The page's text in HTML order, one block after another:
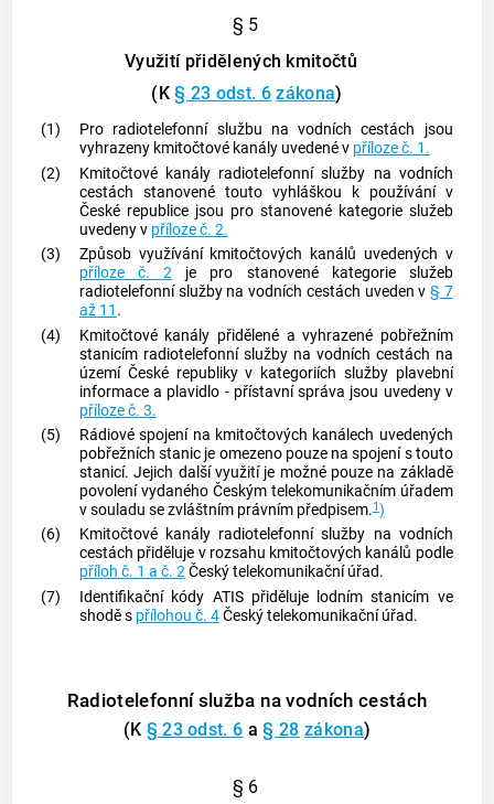
§ 5
Využití přidělených kmitočtů
(K§ 23 odst. 6 zákona)
(1)
Pro radiotelefonní službu na vodních cestách jsou
vyhrazeny kmitočtové kanály uvedené v příloze č. 1.
(2)
Kmitočtové kanály radiotelefonní služby na vodních
cestách stanovené touto vyhláškou k používání v
České republice jsou pro stanovené kategorie služeb
uvedeny v příloze č. 2.
(3)
Způsob využívání kmitočtových kanálů uvedených v
příloze č. 2 je pro stanovené kategorie služeb
radiotelefonní služby na vodních cestách uveden v§ 7
až 11 .
(4)
Kmitočtové kanály přidělené a vyhrazené pobřežním
stanicímradiotelefonní služby na vodních cestách na
území České republiky v kategoriích služby plavební
informace a plavidlo - přístavní správa jsou uvedeny v
příloze č. 3.
(5)
Rádiové spojení na kmitočtových kanálech uvedených
pobřežních stanic je omezeno pouze na spojení s touto
stanicí. Jejich další využití je možné pouze na základě
povolení vydaného Českým telekomunikačním úřadem
v souladu se zvláštním právním předpisem.1)
(6)
Kmitočtové kanály radiotelefonní služby na vodních
cestách přiděluje v rozsahu kmitočtových kanálů podle
příloh č. 1 a č. 2Český telekomunikační úřad.
(7)
Identifikační kódy ATIS přiděluje lodním stanicím ve
shodě s přílohou č. 4Český telekomunikační úřad.
Radiotelefonní služba na vodních cestách
(K § 23 odst. 6 a§ 28 zákona)
§ 6